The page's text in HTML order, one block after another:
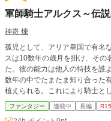
軍師騎士アルクス～伝
神嵜 煉
孤児として、アリア皇国で有名
スは10数年の歳月を掛け、その
た。彼の能力は他人の特技を誰
数年の中でたまたま知り合った
植えられる。これにより騎士と
彼は騎士団の中で輝きを見せ始
る戦いで多数の功績を残した彼
ファンタジー 連載中 長編 R15